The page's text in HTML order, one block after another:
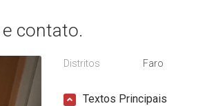
contato.
Distritos Faro
Textos Principais